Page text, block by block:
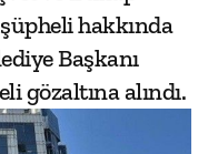
hakkında
Başkanı
gözaltına alındı.